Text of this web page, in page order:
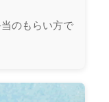
のもらい方で